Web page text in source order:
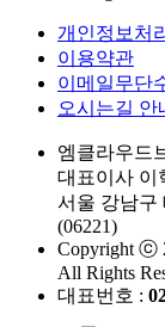
개인정보처
이용약관
이메일무단
오시는길 안
엠클라우드
대표이사 이
서울 강남구
(06221)
Copyright ⓒ
All Rights
대표번호 :